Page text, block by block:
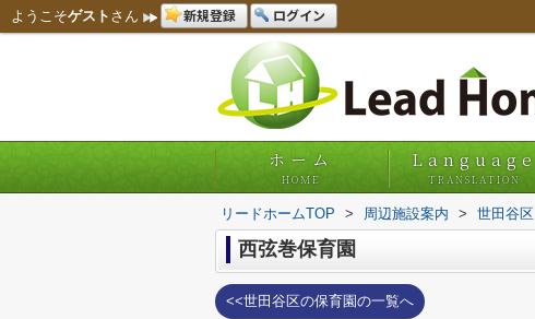
ようこそゲスト さん 新規登録 ログイン
ホーム
HOME
Language
TRANSLATION
リードホームTOP > 周辺施設案内 > 世田谷区
西弦巻保育園
<<世田谷区の保育園の一覧へ